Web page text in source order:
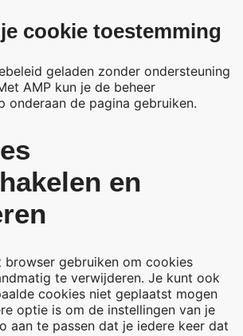
cookie toestemming
geladen zonder ondersteuning
AMP kun je de beheer
onderaan de pagina gebruiken.
en
browser gebruiken om cookies
te verwijderen. Je kunt ook
cookies niet geplaatst mogen
optie is om de instellingen van je
aan te passen dat je iedere keer dat